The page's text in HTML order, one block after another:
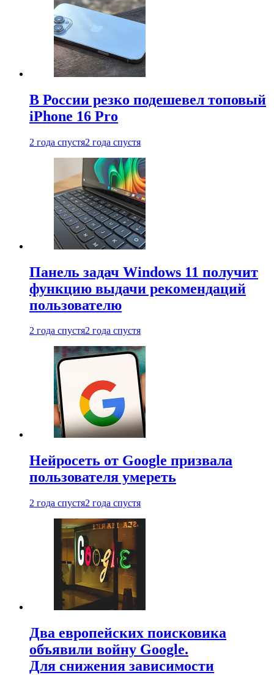
В России резко подешевел топовый
iPhone 16 Pro
2 года спустя2 года спустя
Панель задач Windows 11 получит
функцию выдачи рекомендаций
пользователю
2 года спустя2 года спустя
Нейросеть от Google призвала
пользователя умереть
2 года спустя2 года спустя
Два европейских поисковика
объявили войну Google.
Для снижения зависимости